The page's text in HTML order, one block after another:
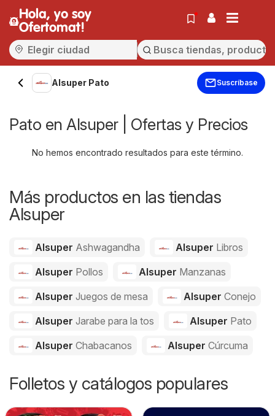
Hola, yo soy
Ofertomat!
Alsuper Pato Suscríbase
Pato en Alsuper | Ofertas y Precios
No hemos encontrado resultados para este término.
Más productos en las tiendas
Alsuper
Alsuper Ashwagandha Alsuper Libros
Alsuper Pollos Alsuper Manzanas
Alsuper Juegos de mesa Alsuper Conejo
Alsuper Jarabe para la tos Alsuper Pato
Alsuper Chabacanos Alsuper Cúrcuma
Folletos y catálogos populares